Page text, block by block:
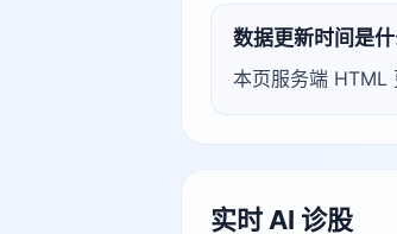
数据更新时间是什
本页服务端 HTML
实时 AI 诊股